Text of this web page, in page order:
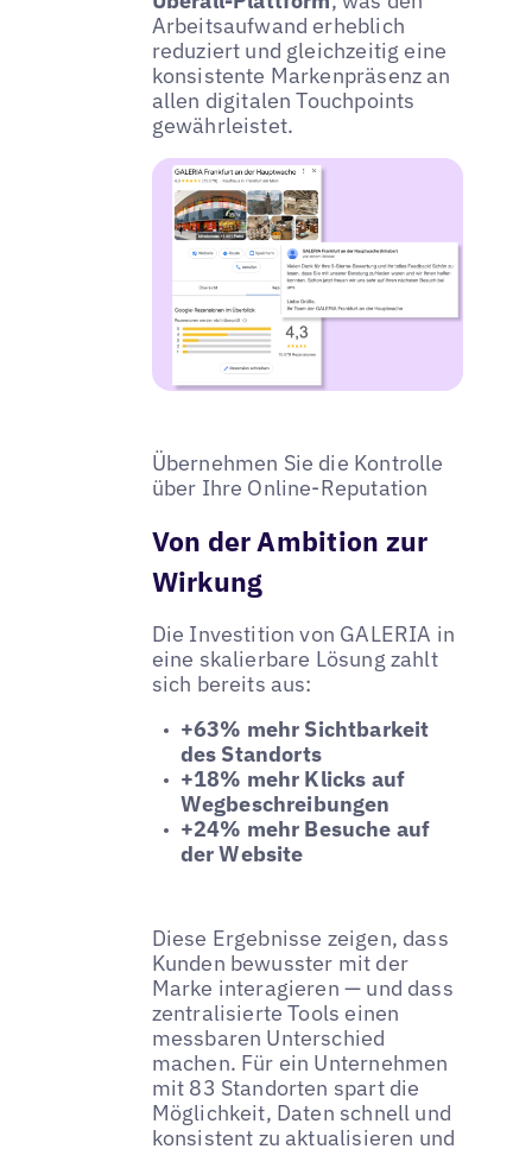
Arbeitsaufwand erheblich
reduziert und gleichzeitig eine
konsistente Markenpräsenz an
allen digitalen Touchpoints
gewährleistet.
Übernehmen Sie die Kontrolle
über Ihre Online-Reputation
Von der Ambition zur
Wirkung
Die Investition von GALERIA in
eine skalierbare Lösung zahlt
sich bereits aus:
+63% mehr Sichtbarkeit
des Standorts
+18% mehr Klicks auf
Wegbeschreibungen
+24% mehr Besuche auf
der Website
Diese Ergebnisse zeigen, dass
Kunden bewusster mit der
Marke interagieren — und dass
zentralisierte Tools einen
messbaren Unterschied
machen. Für ein Unternehmen
mit 83 Standorten spart die
Möglichkeit, Daten schnell und
konsistent zu aktualisieren und